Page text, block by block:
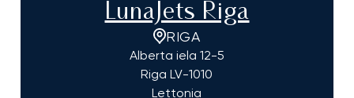
LunaJets Riga
RIGA
Alberta iela 12-5
Riga LV-1010
Lettonia